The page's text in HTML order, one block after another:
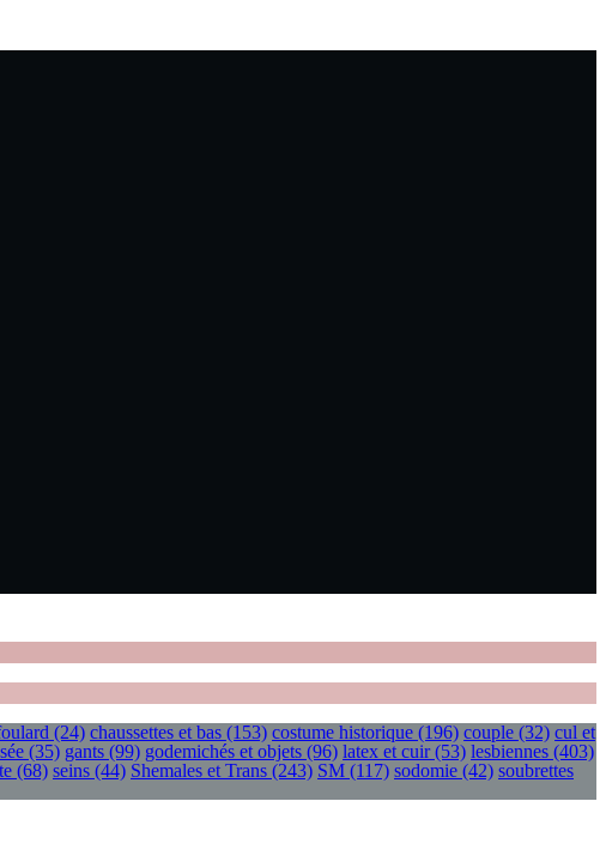
(24) chaussettes et bas (153) costume historique (196) couple (32) cul et
(35) gants (99) godemichés et objets (96) latex et cuir(53) lesbiennes (403)
(68) seins (44) Shemales et Trans (243) SM (117) sodomie (42) soubrettes